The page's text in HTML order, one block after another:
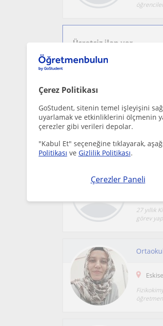
Çerez Politikası
GoStudent, sitenin temel işleyişini
uyarlamak ve etkinliklerini ölçmenin
çerezler gibi verileri depolar.
"Kabul Et" seçeneğine tıklayarak,
Politikası ve Gizlilik Politikası.
Çerezler Paneli
Ücretsiz ilan ver
Ücretsiz bir ilan ver ve
Yapay
27 yıllık
görev